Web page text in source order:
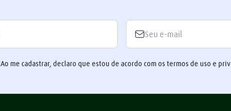
Ao me cadastrar, declaro que estou de acordo com os termos de uso e